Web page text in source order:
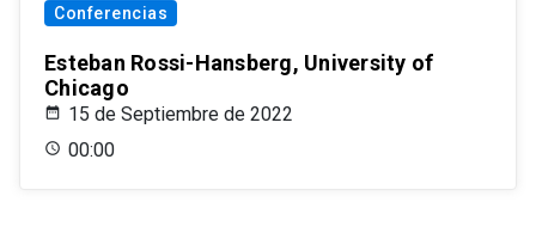
Conferencias
Esteban Rossi-Hansberg, University of
Chicago
15 de Septiembre de 2022
00:00